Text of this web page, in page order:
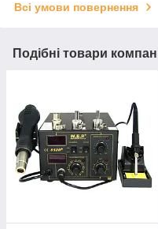
Всі умови повернення
Подібні товари